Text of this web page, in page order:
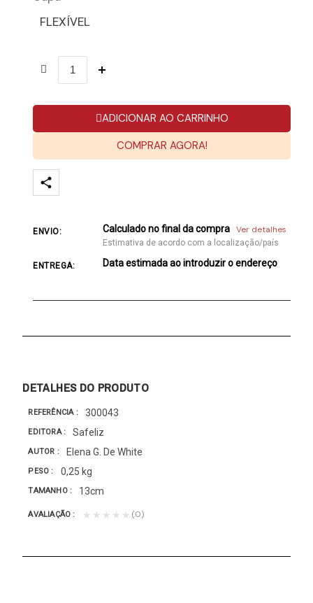
FLEXÍVEL
ADICIONAR AO CARRINHO
COMPRAR AGORA!
ENVIO: Calculado no final da compra Ver detalhes
Estimativa de acordo com a localização/país
ENTREGA: Data estimada ao introduzir o endereço
DETALHES DO PRODUTO
REFERÊNCIA 300043
EDITORA Safeliz
AUTOR Elena G. De White
PESO 0,25 kg
TAMANHO 13cm
AVALIAÇÃO ★★★★★ (0)